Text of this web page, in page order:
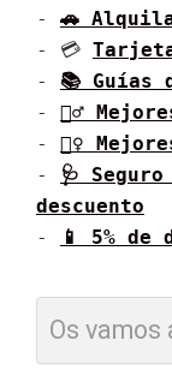
- 🚗
- 💳
- 📚
- 🚶‍♂️
- 🚶‍♀️
-
🩺
descuento
-
📱 5% de
Os vamos